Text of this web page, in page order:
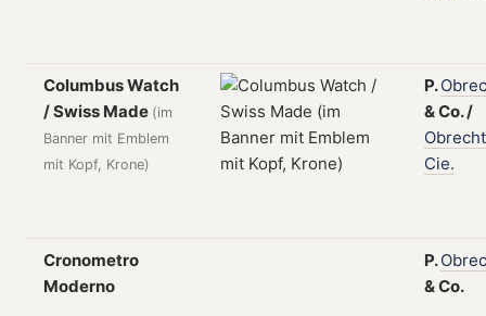
Columbus Watch
/ Swiss Made (im
Banner mit Emblem
mit Kopf, Krone)
P.
&Co./
Obrecht
Cie.
Cronometro
Moderno
P.
&Co.